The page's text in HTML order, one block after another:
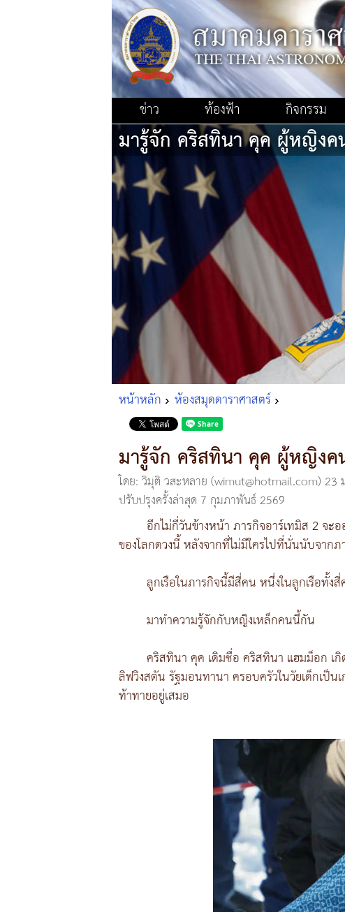
ข่าว ท้องฟ้า กิจกรรม
มารู้จัก คริสทินา คุค ผู้หญิงค
หน้าหลัก ห้องสมุดดาราศาสตร์
มารู้จัก คริสทินา คุค ผู้หญิงค
โดย: วิมุติ วสะหลาย (wimut@hotmail.com)23
ปรับปรุงครั้งล่าสุด 7 กุมภาพันธ์ 2569
อีกไม่กี่วันข้างหน้า ภารกิจอาร์เทมิส 2 จะ
ของโลกดวงนี้ หลังจากที่ไม่มีใครไปที่นั่นนับจาก
ลูกเรือในภารกิจนี้มีสี่คน หนึ่งในลูกเรือทั้ง
มาทำความรู้จักกับหญิงเหล็กคนนี้กัน
คริสทินา คุค เดิมชื่อ คริสทินา แฮมม็อก เ
ลิฟวิงสตัน รัฐมอนทานา ครอบครัวในวัยเด็กเป็
ท้าทายอยู่เสมอ